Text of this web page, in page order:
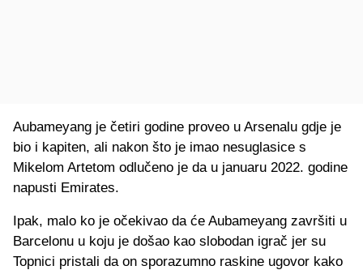
Aubameyang je četiri godine proveo u Arsenalu gdje je
bio i kapiten, ali nakon što je imao nesuglasice s
Mikelom Artetom odlučeno je da u januaru 2022. godine
napusti Emirates.
Ipak, malo ko je očekivao da će Aubameyang završiti u
Barcelonu u koju je došao kao slobodan igrač jer su
Topnici pristali da on sporazumno raskine ugovor kako